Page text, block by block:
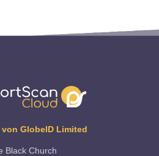
von GlobeID Limited
Black Church